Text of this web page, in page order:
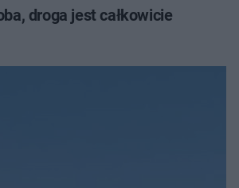
droga jest całkowicie